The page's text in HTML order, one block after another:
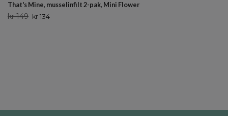
That's Mine, musselinfilt 2-pak, Mini Flower
kr 149 kr 134